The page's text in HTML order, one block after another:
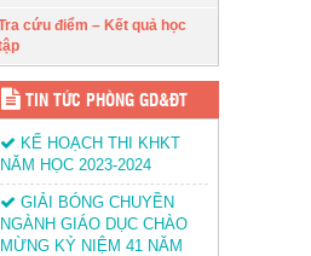
cứu điểm – Kết quả học
TIN TỨC PHÒNG GD&ĐT
KẾ HOẠCH THI KHKT
NĂM HỌC 2023-2024
GIẢI BÓNG CHUYỀN
NGÀNH GIÁO DỤC CHÀO
MỪNG KỶ NIỆM 41 NĂM